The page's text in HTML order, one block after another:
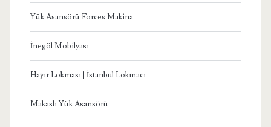
Yük Asansörü Forces Makina
İnegöl Mobilyası
Hayır Lokması | İstanbul Lokmacı
Makaslı Yük Asansörü